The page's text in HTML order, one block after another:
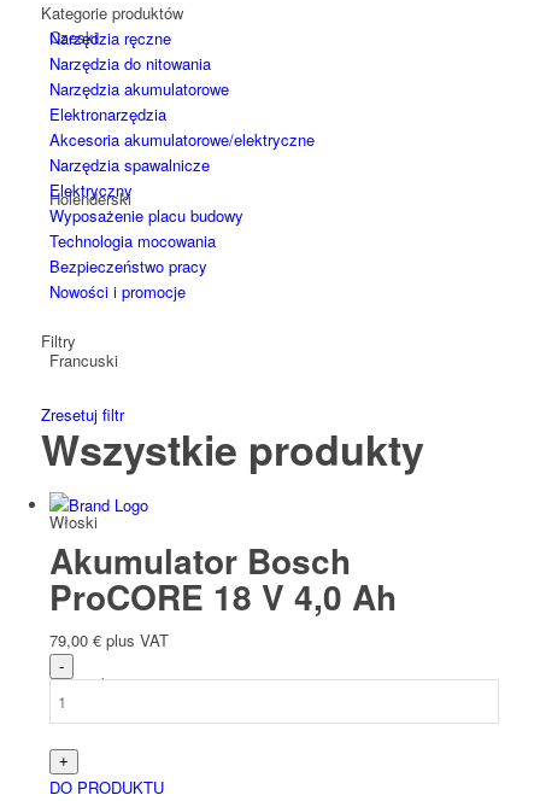
Czeski
Holenderski
Francuski
Włoski
Słowacki
Kategorie produktów
Narzędzia ręczne
Narzędzia do nitowania
Narzędzia akumulatorowe
Elektronarzędzia
Akcesoria akumulatorowe/elektryczne
Narzędzia spawalnicze
Elektryczny
Wyposażenie placu budowy
Technologia mocowania
Bezpieczeństwo pracy
Nowości i promocje
Filtry
Zresetuj filtr
Wszystkie produkty
Akumulator Bosch
ProCORE 18 V 4,0 Ah
79,00 € plus VAT
DO PRODUKTU